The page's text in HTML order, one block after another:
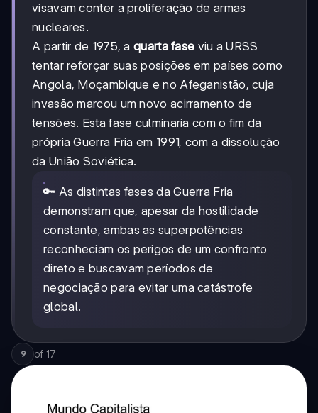
visavam conter a proliferação de armas
nucleares.
A partir de 1975, a quarta fase viu a URSS
tentar reforçar suas posições em países como
Angola, Moçambique e no Afeganistão, cuja
invasão marcou um novo acirramento de
tensões. Esta fase culminaria com o fim da
própria Guerra Fria em 1991, com a dissolução
da União Soviética.
🔑 As distintas fases da Guerra Fria
demonstram que, apesar da hostilidade
constante, ambas as superpotências
reconheciam os perigos de um confronto
direto e buscavam períodos de
negociação para evitar uma catástrofe
global.
9 of 17